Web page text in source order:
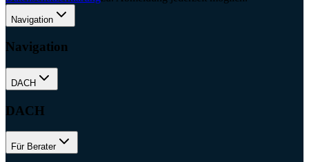
Navigation
Navigation
DACH
DACH
Für Berater